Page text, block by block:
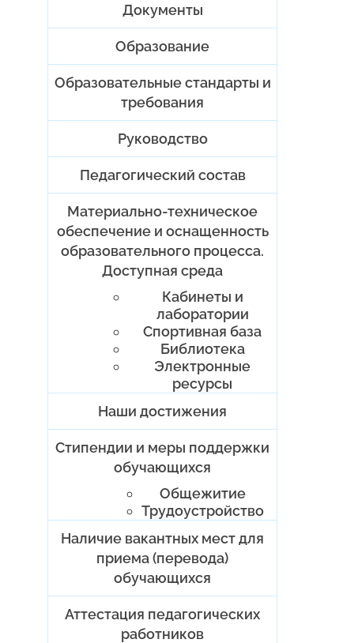
Документы
Образование
Образовательные стандарты и
требования
Руководство
Педагогический состав
Материально-техническое
обеспечение и оснащенность
образовательного процесса.
Доступная среда
Кабинеты и
лаборатории
Спортивная база
Библиотека
Электронные
ресурсы
Наши достижения
Стипендии и меры поддержки
обучающихся
Общежитие
Трудоустройство
Наличие вакантных мест для
приема (перевода)
обучающихся
Аттестация педагогических
работников